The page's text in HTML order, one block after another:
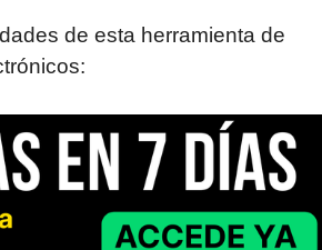
de esta herramienta de